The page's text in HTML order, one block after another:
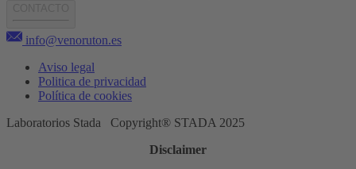
info@venoruton.es
Aviso legal
Politica de privacidad
Política de cookies
Laboratorios Stada Copyright® STADA 2025
Disclaimer